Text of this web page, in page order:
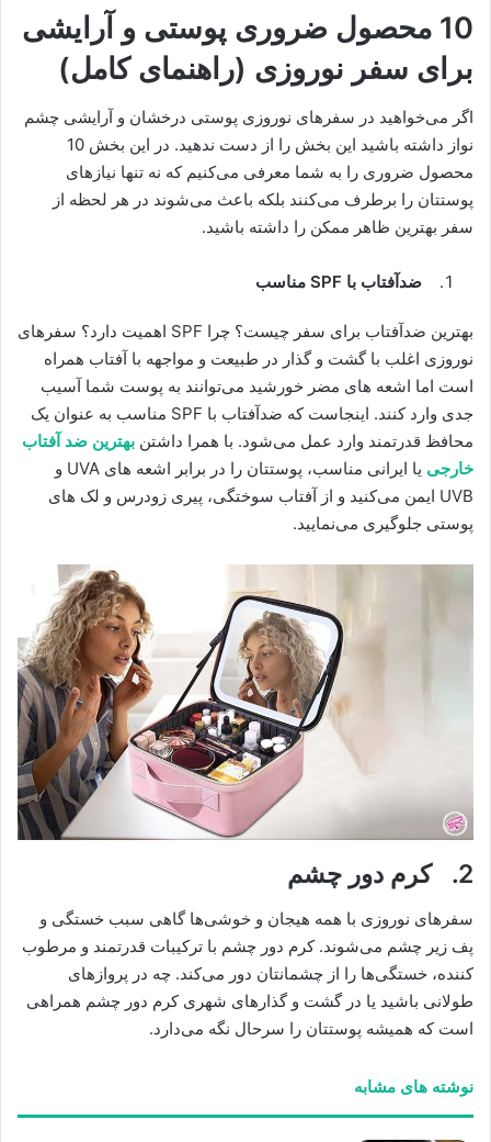
10 محصول ضروری پوستی و آرایشی
برای سفر نوروزی (راهنمای کامل)
اگر می‌خواهید در سفرهای نوروزی پوستی درخشان و آرایشی چشم
نواز داشته باشید این بخش را از دست ندهید. در این بخش 10
محصول ضروری را به شما معرفی می‌کنیم که نه ‌تنها نیازهای
پوستتان را برطرف می‌کنند بلکه باعث می‌شوند در هر لحظه از
سفر بهترین ظاهر ممکن را داشته باشید.
ضدآفتاب با SPF مناسب
بهترین ضدآفتاب برای سفر چیست؟ چرا SPF اهمیت دارد؟ سفرهای
نوروزی اغلب با گشت ‌و گذار در طبیعت و مواجهه با آفتاب همراه
است اما اشعه ‌های مضر خورشید می‌توانند به پوست شما آسیب
جدی وارد کنند. اینجاست که ضدآفتاب با SPF مناسب به عنوان یک
محافظ قدرتمند وارد عمل می‌شود. با همرا داشتن بهترین ضد آفتاب
خارجی
یا ایرانی مناسب، پوستتان را در برابر اشعه ‌های UVA و
UVB ایمن می‌کنید و از آفتاب ‌سوختگی، پیری زودرس و لک ‌های
پوستی جلوگیری می‌نمایید.
2. کرم دور چشم
سفرهای نوروزی با همه هیجان‌ و خوشی‌ها گاهی سبب خستگی و
پف زیر چشم می‌شوند. کرم دور چشم با ترکیبات قدرتمند و مرطوب‌
کننده، خستگی‌ها را از چشمانتان دور می‌کند. چه در پروازهای
طولانی باشید یا در گشت ‌و گذارهای شهری کرم دور چشم همراهی
است که همیشه پوستتان را سرحال نگه می‌دارد.
نوشته های مشابه